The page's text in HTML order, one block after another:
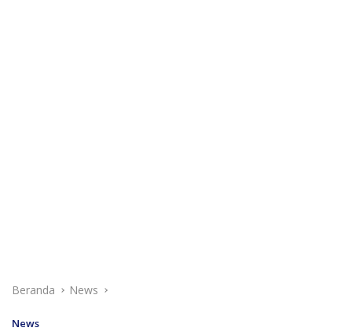
Beranda News
News